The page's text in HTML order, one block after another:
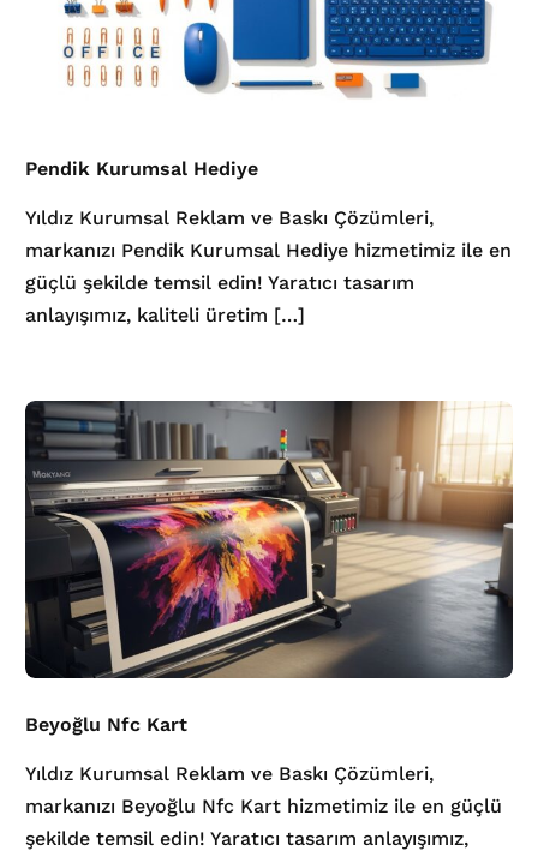
Pendik Kurumsal Hediye
Yıldız Kurumsal Reklam ve Baskı Çözümleri,
markanızı Pendik Kurumsal Hediye hizmetimiz ile en
güçlü şekilde temsil edin! Yaratıcı tasarım
anlayışımız, kaliteli üretim […]
Beyoğlu Nfc Kart
Yıldız Kurumsal Reklam ve Baskı Çözümleri,
markanızı Beyoğlu Nfc Kart hizmetimiz ile en güçlü
şekilde temsil edin! Yaratıcı tasarım anlayışımız,